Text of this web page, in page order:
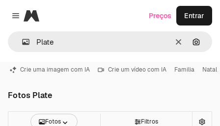
Close menu
Magnific
Limpar
Preços Entrar
Crie uma imagem com IA Crie um vídeo com IA Familia Natal
Fotos Plate
Fotos Filtros